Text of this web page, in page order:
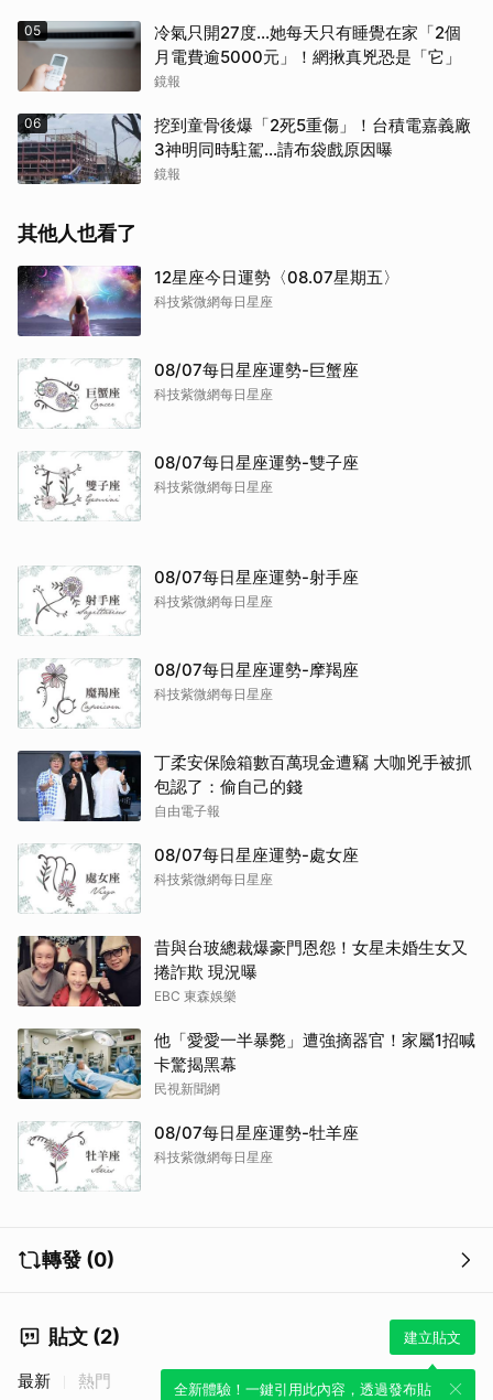
05
冷氣只開27度…她每天只有睡覺在家「2個
月電費逾5000元」！網揪真兇恐是「它」
鏡報
06
挖到童骨後爆「2死5重傷」！台積電嘉義廠
3神明同時駐駕...請布袋戲原因曝
鏡報
其他人也看了
12星座今日運勢〈08.07星期五〉
科技紫微網每日星座
08/07每日星座運勢-巨蟹座
科技紫微網每日星座
08/07每日星座運勢-雙子座
科技紫微網每日星座
08/07每日星座運勢-射手座
科技紫微網每日星座
08/07每日星座運勢-摩羯座
科技紫微網每日星座
丁柔安保險箱數百萬現金遭竊 大咖兇手被抓
包認了：偷自己的錢
自由電子報
08/07每日星座運勢-處女座
科技紫微網每日星座
昔與台玻總裁爆豪門恩怨！女星未婚生女又
捲詐欺 現況曝
EBC 東森娛樂
他「愛愛一半暴斃」遭強摘器官！家屬1招喊
卡驚揭黑幕
民視新聞網
08/07每日星座運勢-牡羊座
科技紫微網每日星座
轉發 (0)
貼文 (2) 建立貼文
全新體驗！一鍵引用此內容，透過發布貼
最新 熱門
取消